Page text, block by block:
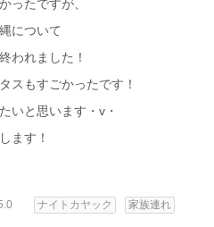
ったですが、
について
われました！
スもすごかったです！
いと思います・v・
ます！
ナイトカヤック 家族連れ